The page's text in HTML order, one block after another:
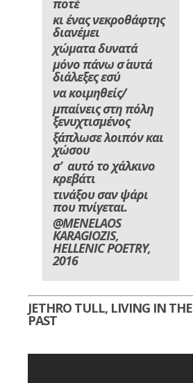
ποτέ
κι ένας νεκροθάφτης
διανέμει
χώματα δυνατά
μόνο πάνω σ΄ αυτά
διάλεξες εσύ
να κοιμηθείς/
μπαίνεις στη πόλη
ξενυχτισμένος
ξάπλωσε λοιπόν και
χώσου
σ’ αυτό το χάλκινο
κρεβάτι
τινάξου σαν ψάρι
που πνίγεται.
@MENELAOS
KARAGIOZIS,
HELLENIC POETRY,
2016
JETHRO TULL, LIVING IN THE
PAST